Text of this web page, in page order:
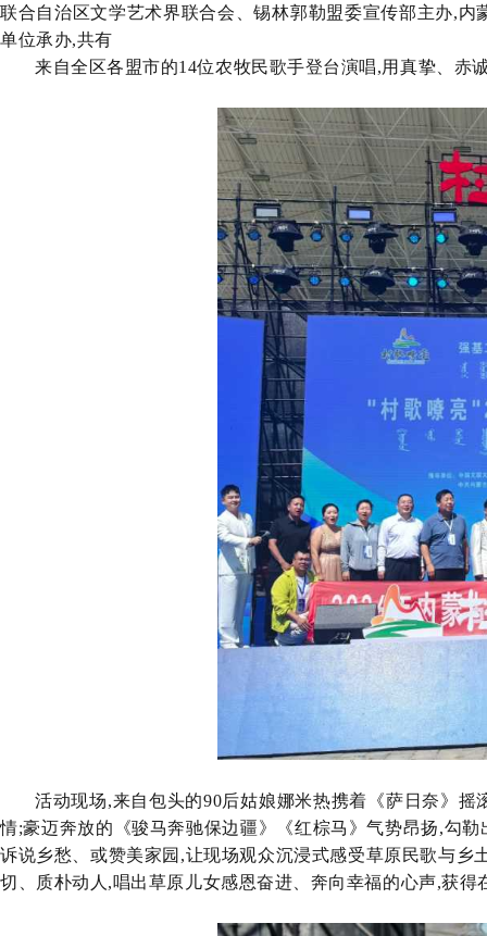
联合自治区文学艺术界联合会、锡林郭勒盟委宣传部主办,内
单位承办,共有
来自全区各盟市的14位农牧民歌手登台演唱,用 真挚、赤
活动现场,来自包头的90后姑娘娜米热携着 《萨日奈》 摇
情;豪迈奔放的《骏马奔驰保边疆》《红棕马》气势昂扬,勾
诉说乡愁、或赞美家园,让现场观众沉浸式感受草原民歌与乡
切、
质朴动人 ,唱出草原儿女感恩奋进、奔向幸福的心声,获得